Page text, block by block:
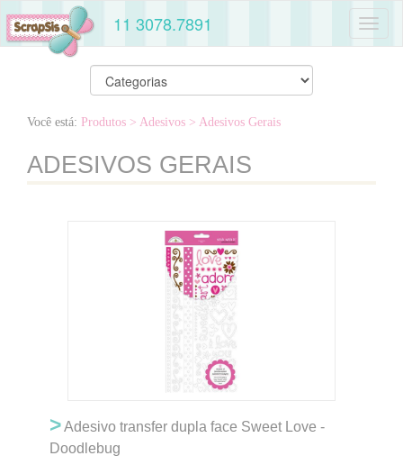
11 3078.7891
Você está: Produtos > Adesivos > Adesivos Gerais
ADESIVOS GERAIS
>Adesivo transfer dupla face Sweet Love -
Doodlebug